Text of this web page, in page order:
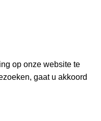
op onze website te
gaat u akkoord